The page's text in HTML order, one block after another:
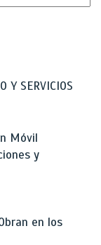
Y SERVICIOS
Móvil
y
en los